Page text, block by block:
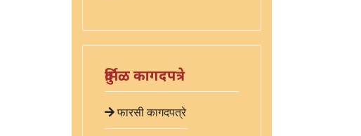
दुर्मिळ कागदपत्रे
फारसी कागदपत्रे